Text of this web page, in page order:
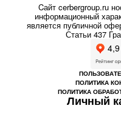
Cайт cerbergroup.ru
информационный
является публичной
Статьи 437
ПОЛИТИКА
ПОЛИТИКА
Личный